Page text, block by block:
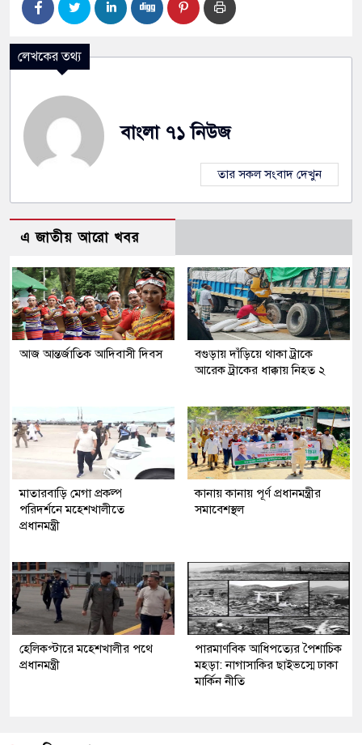
লেখকের তথ্য
বাংলা ৭১ নিউজ
তার সকল সংবাদ দেখুন
এ জাতীয় আরো খবর
আজ আন্তর্জাতিক আদিবাসী দিবস
বগুড়ায় দাঁড়িয়ে থাকা ট্রাকে
আরেক ট্রাকের ধাক্কায় নিহত ২
মাতারবাড়ি মেগা প্রকল্প
পরিদর্শনে মহেশখালীতে
প্রধানমন্ত্রী
কানায় কানায় পূর্ণ প্রধানমন্ত্রীর
সমাবেশস্থল
হেলিকপ্টারে মহেশখালীর পথে
প্রধানমন্ত্রী
পারমাণবিক আধিপত্যের পৈশাচিক
মহড়া: নাগাসাকির ছাইভস্মে ঢাকা
মার্কিন নীতি